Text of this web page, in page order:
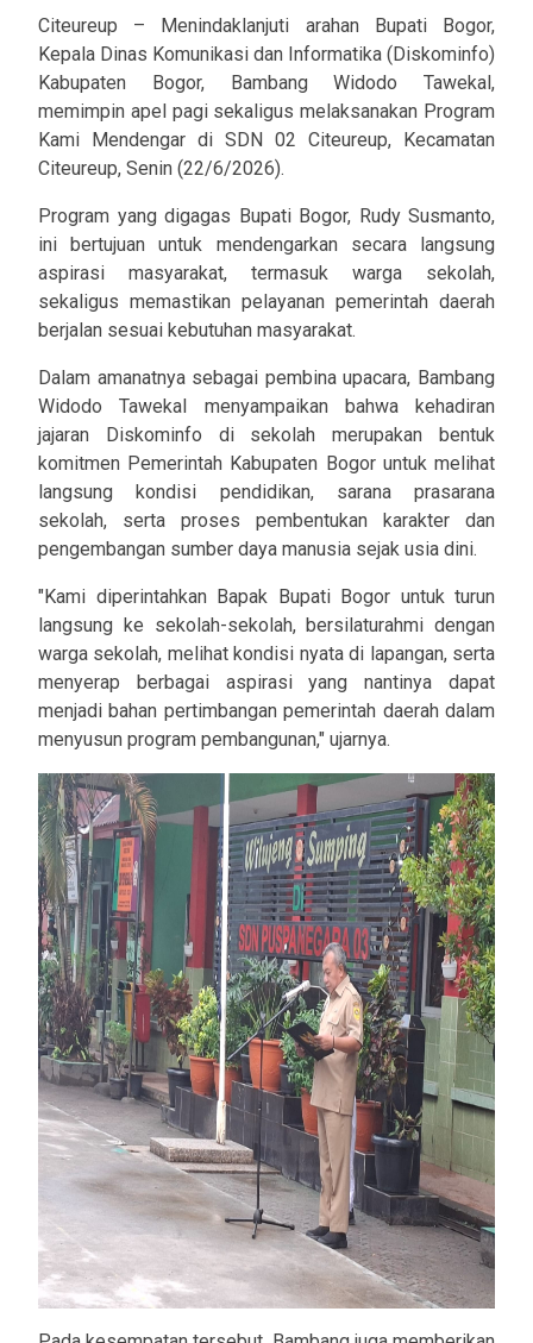
Citeureup – Menindaklanjuti arahan Bupati Bogor,
Kepala Dinas Komunikasi dan Informatika (Diskominfo)
Kabupaten Bogor, Bambang Widodo Tawekal,
memimpin apel pagi sekaligus melaksanakan Program
Kami Mendengar di SDN 02 Citeureup, Kecamatan
Citeureup, Senin (22/6/2026).
Program yang digagas Bupati Bogor, Rudy Susmanto,
ini bertujuan untuk mendengarkan secara langsung
aspirasi masyarakat, termasuk warga sekolah,
sekaligus memastikan pelayanan pemerintah daerah
berjalan sesuai kebutuhan masyarakat.
Dalam amanatnya sebagai pembina upacara, Bambang
Widodo Tawekal menyampaikan bahwa kehadiran
jajaran Diskominfo di sekolah merupakan bentuk
komitmen Pemerintah Kabupaten Bogor untuk melihat
langsung kondisi pendidikan, sarana prasarana
sekolah, serta proses pembentukan karakter dan
pengembangan sumber daya manusia sejak usia dini.
"Kami diperintahkan Bapak Bupati Bogor untuk turun
langsung ke sekolah-sekolah, bersilaturahmi dengan
warga sekolah, melihat kondisi nyata di lapangan, serta
menyerap berbagai aspirasi yang nantinya dapat
menjadi bahan pertimbangan pemerintah daerah dalam
menyusun program pembangunan," ujarnya.